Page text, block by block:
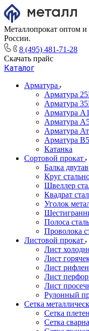
Металлопрокат оптом и
России.
8 (495) 481-71-28
Скачать прайс
Каталог
Арматура
Арматура
Арматура
Арматура
Арматура
Арматура
Арматура
Катанка
Сортовой прокат
Балка
Круг
Швеллер
Квадрат
Уголок
Полоса
Проволока
Листовой прокат
Лист
Лист
Лист
Лист
Лист
Рулонный
Сетка
Сетка
Сетка